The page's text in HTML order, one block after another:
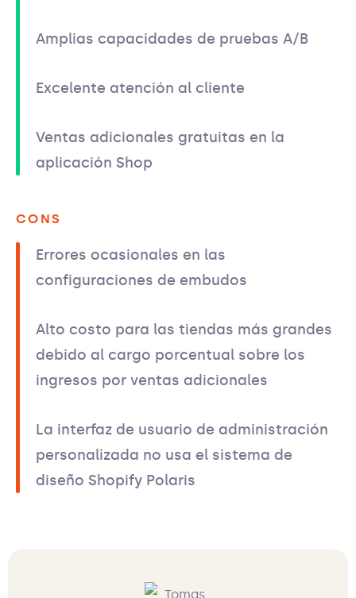
Amplias capacidades de pruebas A/B
Excelente atención al cliente
Ventas adicionales gratuitas en la
aplicación Shop
CONS
Errores ocasionales en las
configuraciones de embudos
Alto costo para las tiendas más grandes
debido al cargo porcentual sobre los
ingresos por ventas adicionales ‍
La interfaz de usuario de administración
personalizada no usa el sistema de
diseño Shopify Polaris